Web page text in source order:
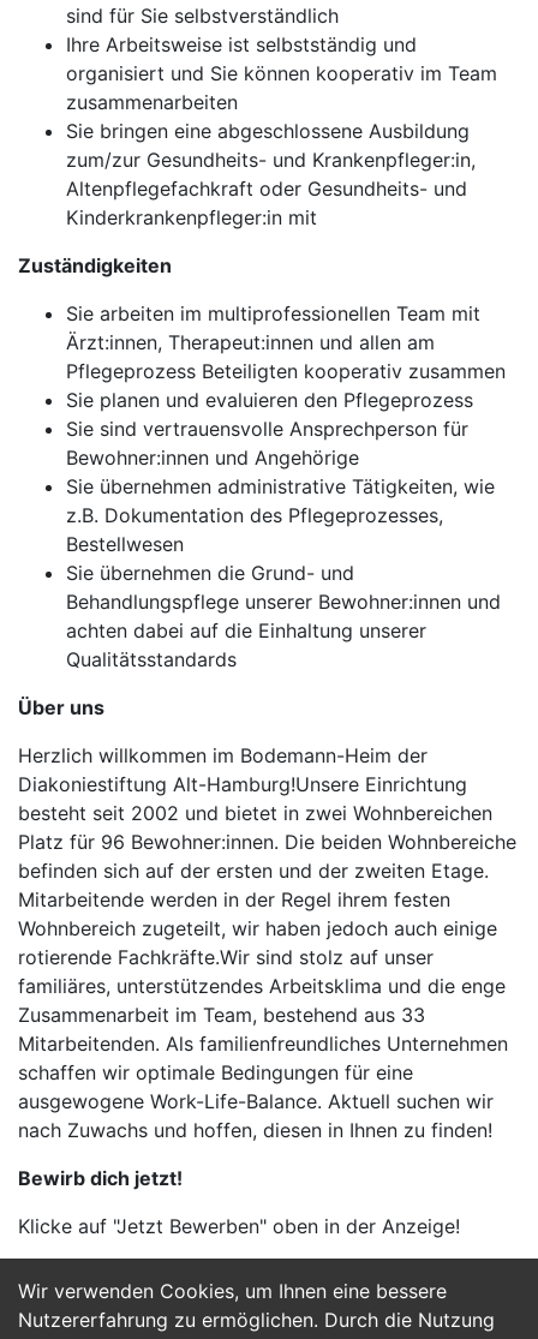
Wir verwenden Cookies, um Ihnen eine bessere
Nutzererfahrung zu ermöglichen. Durch die Nutzung
sind für Sie selbstverständlich
Ihre Arbeitsweise ist selbstständig und
organisiert und Sie können kooperativ im Team
zusammenarbeiten
Sie bringen eine abgeschlossene Ausbildung
zum/zur Gesundheits- und Krankenpfleger:in,
Altenpflegefachkraft oder Gesundheits- und
Kinderkrankenpfleger:in mit
Zuständigkeiten
Sie arbeiten im multiprofessionellen Team mit
Ärzt:innen, Therapeut:innen und allen am
Pflegeprozess Beteiligten kooperativ zusammen
Sie planen und evaluieren den Pflegeprozess
Sie sind vertrauensvolle Ansprechperson für
Bewohner:innen und Angehörige
Sie übernehmen administrative Tätigkeiten, wie
z.B. Dokumentation des Pflegeprozesses,
Bestellwesen
Sie übernehmen die Grund- und
Behandlungspflege unserer Bewohner:innen und
achten dabei auf die Einhaltung unserer
Qualitätsstandards
Über uns
Herzlich willkommen im Bodemann-Heim der
Diakoniestiftung Alt-Hamburg!Unsere Einrichtung
besteht seit 2002 und bietet in zwei Wohnbereichen
Platz für 96 Bewohner:innen. Die beiden Wohnbereiche
befinden sich auf der ersten und der zweiten Etage.
Mitarbeitende werden in der Regel ihrem festen
Wohnbereich zugeteilt, wir haben jedoch auch einige
rotierende Fachkräfte.Wir sind stolz auf unser
familiäres, unterstützendes Arbeitsklima und die enge
Zusammenarbeit im Team, bestehend aus 33
Mitarbeitenden. Als familienfreundliches Unternehmen
schaffen wir optimale Bedingungen für eine
ausgewogene Work-Life-Balance. Aktuell suchen wir
nach Zuwachs und hoffen, diesen in Ihnen zu finden!
Bewirb dich jetzt!
Klicke auf "Jetzt Bewerben" oben in der Anzeige!
Jetzt Bewerben